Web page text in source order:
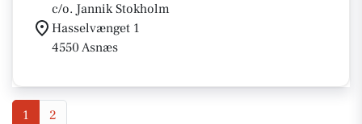
c/o. Jannik Stokholm
Hasselvænget 1
4550 Asnæs
1 2